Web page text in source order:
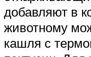
добавляют в
животному
кашля с